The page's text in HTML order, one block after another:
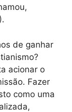
de ganhar
acionar o
Fazer
como uma